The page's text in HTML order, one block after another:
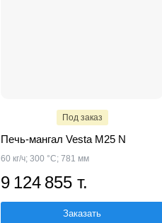
Под заказ
Печь-мангал Vesta M25 N
60 кг/ч; 300 °С; 781 мм
9 124 855 т.
Заказать